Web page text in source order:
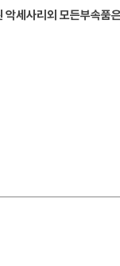
세사리외 모든부속품